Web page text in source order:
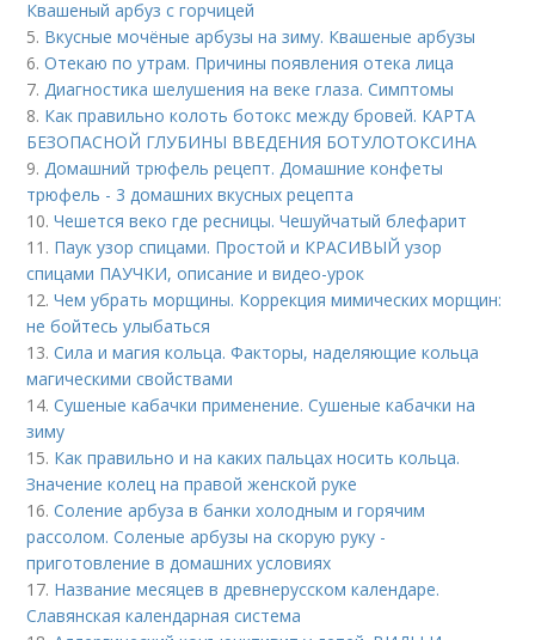
Квашеный арбуз с горчицей
5. Вкусные мочёные арбузы на зиму. Квашеные арбузы
6.Отекаю по утрам. Причины появления отека лица
7.Диагностика шелушения на веке глаза. Симптомы
8. Как правильно колоть ботокс между бровей. КАРТА
БЕЗОПАСНОЙ ГЛУБИНЫ ВВЕДЕНИЯ БОТУЛОТОКСИНА
9.Домашний трюфель рецепт. Домашние конфеты
трюфель - 3 домашних вкусных рецепта
10.Чешется веко где ресницы. Чешуйчатый блефарит
11. Паук узор спицами. Простой и КРАСИВЫЙ узор
спицами ПАУЧКИ, описание и видео-урок
12.Чем убрать морщины. Коррекция мимических морщин:
не бойтесь улыбаться
13.Сила и магия кольца. Факторы, наделяющие кольца
магическими свойствами
14.Сушеные кабачки применение. Сушеные кабачки на
зиму
15. Как правильно и на каких пальцах носить кольца.
Значение колец на правой женской руке
16.Соление арбуза в банки холодным и горячим
рассолом. Соленые арбузы на скорую руку -
приготовление в домашних условиях
17. Название месяцев в древнерусском календаре.
Славянская календарная система